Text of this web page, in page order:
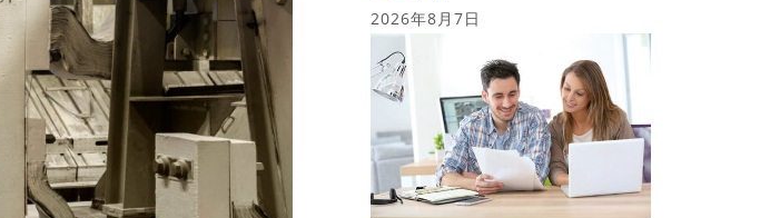
2026年8月7日